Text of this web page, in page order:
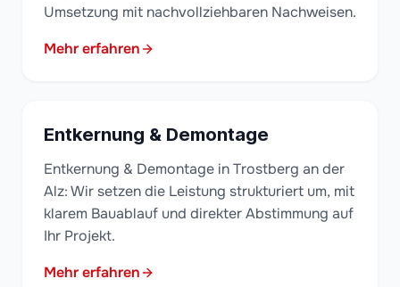
Umsetzung mit nachvollziehbaren Nachweisen.
Mehr erfahren
Entkernung & Demontage
Entkernung & Demontage in Trostberg an der
Alz: Wir setzen die Leistung strukturiert um, mit
klarem Bauablauf und direkter Abstimmung auf
Ihr Projekt.
Mehr erfahren